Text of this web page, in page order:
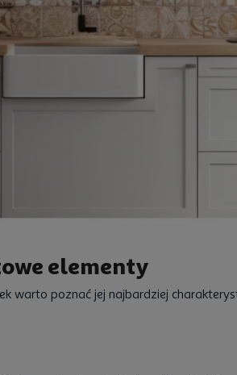
elementy
poznać jej najbardziej